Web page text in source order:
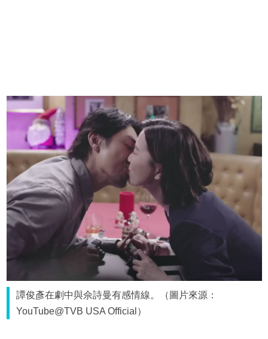
譚俊彥在劇中與佘詩曼有感情線。（圖片來源：
YouTube@TVB USA Official）